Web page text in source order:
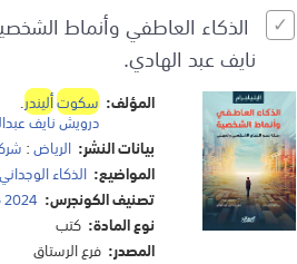
الذكاء العاطفي وأنماط
نايف عبد الهادي.
المؤلف: سكوتأليندر.
درويش نايف
بيانات النشر: الرياض:
المواضيع: الذكاء الوجداني
تصنيف الكونجرس:
نوع المادة: كتب
المصدر: فرع الرستاق